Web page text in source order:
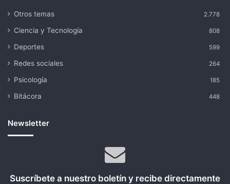
Otros temas 2.778
Ciencia y Tecnología 808
Deportes 599
Redes sociales 264
Psicología 185
Bitácora 448
Newsletter
Suscríbete a nuestro boletín y recibe directamente